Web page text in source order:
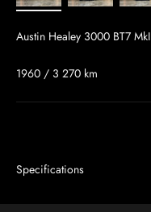
Austin Healey 3000 BT7 MkI
1960 / 3 270 km
Specifications